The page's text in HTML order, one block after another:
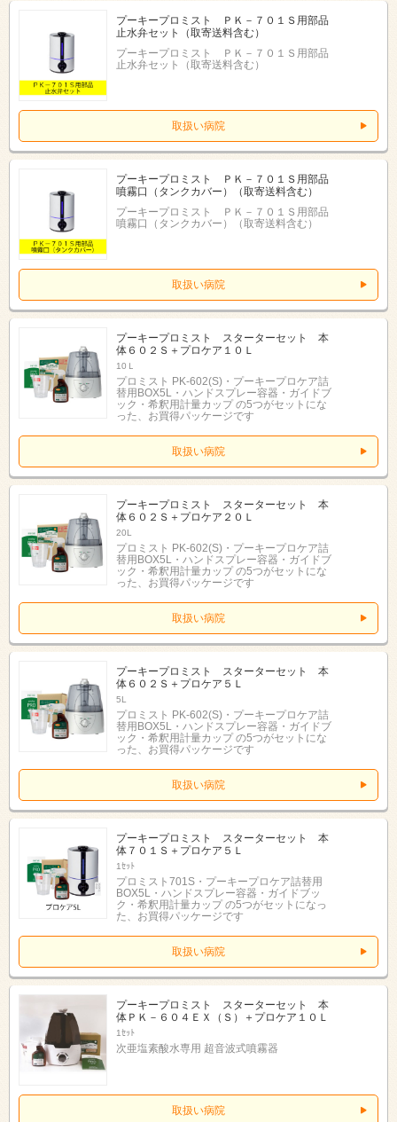
プーキープロミスト ＰＫ－７０１Ｓ用部品
止水弁セット（取寄送料含む）
プーキープロミスト ＰＫ－７０１Ｓ用部品
止水弁セット（取寄送料含む）
取扱い病院
プーキープロミスト ＰＫ－７０１Ｓ用部品
噴霧口（タンクカバー）（取寄送料含む）
プーキープロミスト ＰＫ－７０１Ｓ用部品
噴霧口（タンクカバー）（取寄送料含む）
取扱い病院
プーキープロミスト スターターセット 本
体６０２Ｓ＋プロケア１０Ｌ
10Ｌ
プロミスト PK-602(S)・プーキープロケア詰
替用BOX5L・ハンドスプレー容器・ガイドブ
ック・希釈用計量カップ の5つがセットにな
った、お買得パッケージです
取扱い病院
プーキープロミスト スターターセット 本
体６０２Ｓ＋プロケア２０Ｌ
20L
プロミスト PK-602(S)・プーキープロケア詰
替用BOX5L・ハンドスプレー容器・ガイドブ
ック・希釈用計量カップ の5つがセットにな
った、お買得パッケージです
取扱い病院
プーキープロミスト スターターセット 本
体６０２Ｓ＋プロケア５Ｌ
5L
プロミスト PK-602(S)・プーキープロケア詰
替用BOX5L・ハンドスプレー容器・ガイドブ
ック・希釈用計量カップ の5つがセットにな
った、お買得パッケージです
取扱い病院
プーキープロミスト スターターセット 本
体７０１Ｓ＋プロケア５Ｌ
1ｾｯﾄ
プロミスト701S・プーキープロケア詰替用
BOX5L・ハンドスプレー容器・ガイドブッ
ク・希釈用計量カップ の5つがセットになっ
た、お買得パッケージです
取扱い病院
プーキープロミスト スターターセット 本
体ＰＫ－６０４ＥＸ（Ｓ）＋プロケア１０Ｌ
1ｾｯﾄ
次亜塩素酸水専用 超音波式噴霧器
取扱い病院